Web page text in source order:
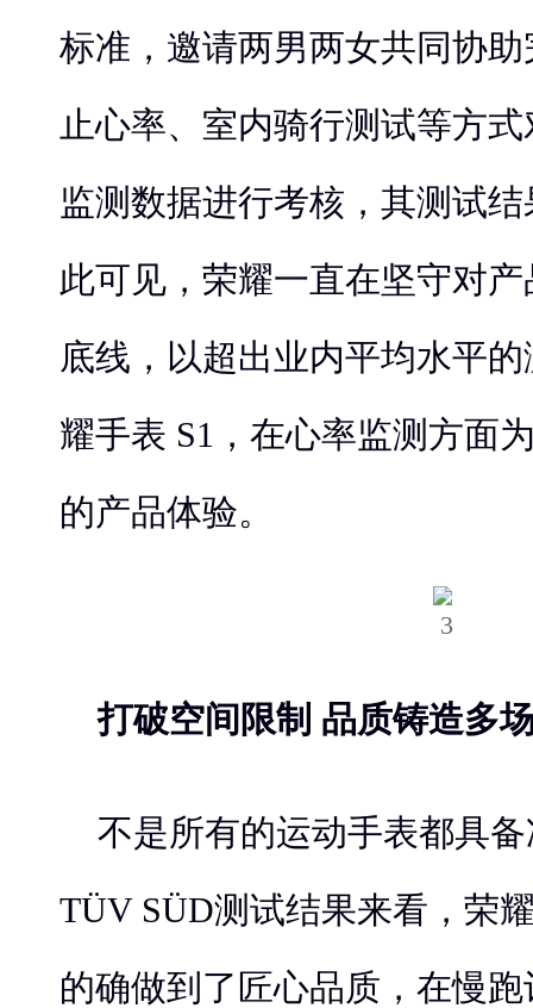
标准，邀请两男两女共同协
止心率、室内骑行测试等方
监测数据进行考核，其测试
此可见，荣耀一直在坚守对
底线，以超出业内平均水平
耀手表 S1，在心率监测方面
的产品体验。
打破空间限制 品质铸造多
不是所有的运动手表都具
TÜV SÜD测试结果来看，荣
的确做到了匠心品质，在慢